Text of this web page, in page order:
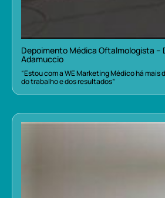
Depoimento Médica Oftalmologista –
Adamuccio
“Estou com a WE Marketing Médico há mais
do trabalho e dos resultados”